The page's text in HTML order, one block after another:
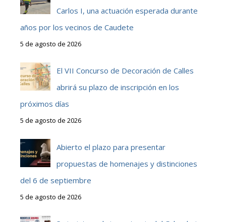
Carlos I, una actuación esperada durante
años por los vecinos de Caudete
5 de agosto de 2026
El VII Concurso de Decoración de Calles
abrirá su plazo de inscripción en los
próximos días
5 de agosto de 2026
Abierto el plazo para presentar
propuestas de homenajes y distinciones
del 6 de septiembre
5 de agosto de 2026